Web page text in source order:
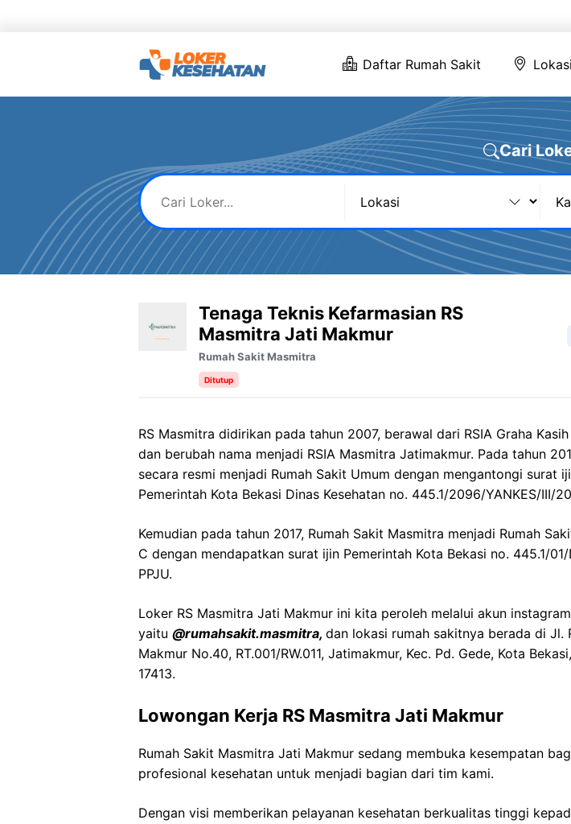
Daftar Rumah Sakit Lokasi
Cari
Tenaga Teknis Kefarmasian RS
Masmitra Jati Makmur
Rumah Sakit Masmitra
Ditutup
RS Masmitra didirikan pada tahun 2007, berawal dari RSIA Graha
dan berubah nama menjadi RSIA Masmitra Jatimakmur. Pada tahun
secara resmi menjadi Rumah Sakit Umum dengan mengantongi surat
Pemerintah Kota Bekasi Dinas Kesehatan no. 445.1/2096/YANKES/III/
Kemudian pada tahun 2017, Rumah Sakit Masmitra menjadi Rumah
C dengan mendapatkan surat ijin Pemerintah Kota Bekasi no. 445.1/01/
PPJU.
Loker RS Masmitra Jati Makmur ini kita peroleh melalui akun
yaitu @rumahsakit.masmitra, dan lokasi rumah sakitnya berada di Jl.
Makmur No.40, RT.001/RW.011, Jatimakmur, Kec. Pd. Gede, Kota
17413.
Lowongan Kerja RS Masmitra Jati Makmur
Rumah Sakit Masmitra Jati Makmur sedang membuka kesempatan
profesional kesehatan untuk menjadi bagian dari tim kami.
Dengan visi memberikan pelayanan kesehatan berkualitas tinggi